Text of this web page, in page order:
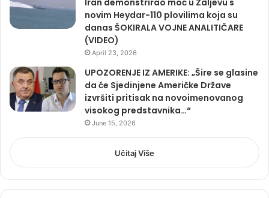
novim Heydar-110 plovilima koja su
danas ŠOKIRALA VOJNE ANALITIČARE
(VIDEO)
April 23, 2026
UPOZORENJE IZ AMERIKE: „Šire se glasine
da će Sjedinjene Američke Države
izvršiti pritisak na novoimenovanog
visokog predstavnika…“
June 15, 2026
Učitaj Više